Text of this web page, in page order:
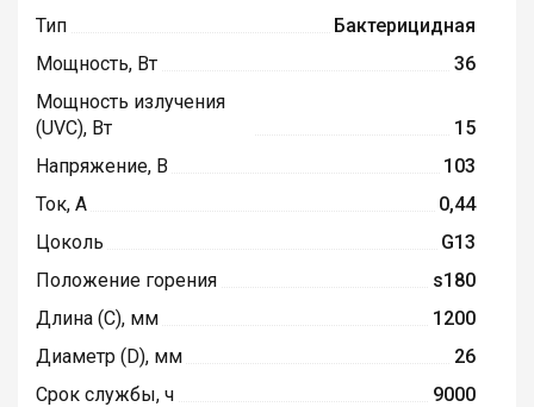
Тип
Бактерицидная
Мощность, Вт
36
Мощность излучения
(UVC), Вт
15
Напряжение, В
103
Ток, А
0,44
Цоколь
G13
Положение горения
s180
Длина (C), мм
1200
Диаметр (D), мм
26
Срок службы, ч
9000